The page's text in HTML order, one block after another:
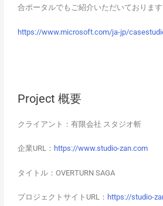
合ポータルでもご紹介いただいております
https://www.microsoft.com/ja-jp/
Project 概要
クライアント：有限会社 スタジオ斬
企業URL： https://www.studio-zan.com
タイトル：OVERTURN SAGA
プロジェクトサイトURL： https://studio-